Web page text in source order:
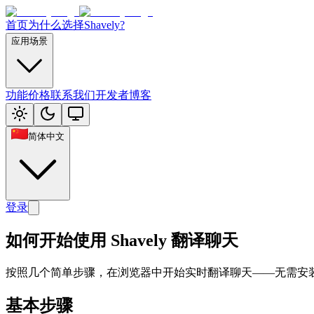
首页为什么选择Shavely?
应用场景
功能价格联系我们开发者博客
简体中文
登录
如何开始使用 Shavely 翻译聊天
按照几个简单步骤，在浏览器中开始实时翻译聊天——无需安
基本步骤